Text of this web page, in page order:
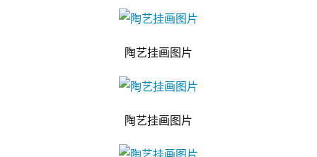
陶艺挂画图片
陶艺挂画图片